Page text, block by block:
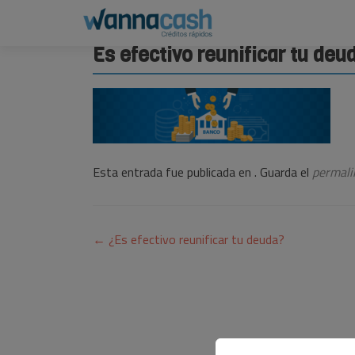
Es efectivo reunificar tu
Esta entrada fue publicada en . Guarda el
Navegación
← ¿Es efectivo reunificar tu deuda?